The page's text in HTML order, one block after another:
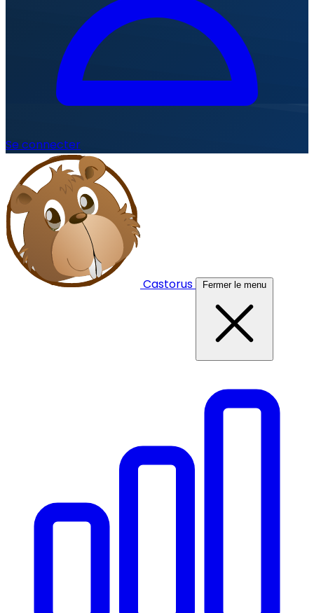
Se connecter
Castorus Fermer le menu